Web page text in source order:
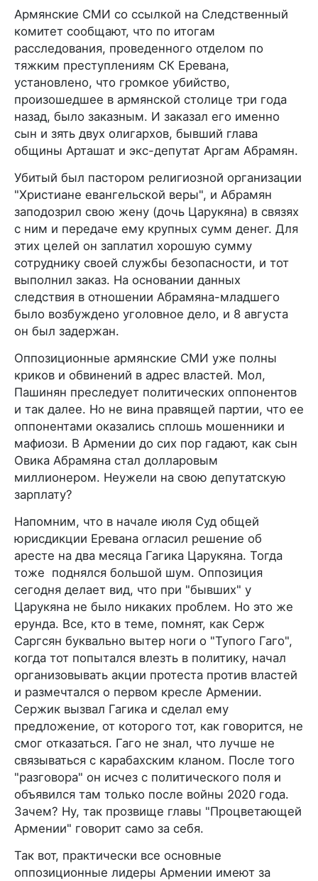
Армянские СМИ со ссылкой на Следственный
комитет сообщают, что по итогам
расследования, проведенного отделом по
тяжким преступлениям СК Еревана,
установлено, что громкое убийство,
произошедшее в армянской столице три года
назад, было заказным. И заказал его именно
сын и зять двух олигархов, бывший глава
общины Арташат и экс-депутат Аргам Абрамян.
Убитый был пастором религиозной организации
"Христиане евангельской веры", и Абрамян
заподозрил свою жену (дочь Царукяна) в связях
с ним и передаче ему крупных сумм денег. Для
этих целей он заплатил хорошую сумму
сотруднику своей службы безопасности, и тот
выполнил заказ. На основании данных
следствия в отношении Абрамяна-младшего
было возбуждено уголовное дело, и 8 августа
он был задержан.
Оппозиционные армянские СМИ уже полны
криков и обвинений в адрес властей. Мол,
Пашинян преследует политических оппонентов
и так далее. Но не вина правящей партии, что ее
оппонентами оказались сплошь мошенники и
мафиози. В Армении до сих пор гадают, как сын
Овика Абрамяна стал долларовым
миллионером. Неужели на свою депутатскую
зарплату?
Напомним, что в начале июля Суд общей
юрисдикции Еревана огласил решение об
аресте на два месяца Гагика Царукяна. Тогда
тоже поднялся большой шум. Оппозиция
сегодня делает вид, что при "бывших" у
Царукяна не было никаких проблем. Но это же
ерунда. Все, кто в теме, помнят, как Серж
Саргсян буквально вытер ноги о "Тупого Гаго",
когда тот попытался влезть в политику, начал
организовывать акции протеста против властей
и размечтался о первом кресле Армении.
Сержик вызвал Гагика и сделал ему
предложение, от которого тот, как говорится, не
смог отказаться. Гаго не знал, что лучше не
связываться с карабахским кланом. После того
"разговора" он исчез с политического поля и
объявился там только после войны 2020 года.
Зачем? Ну, так прозвище главы "Процветающей
Армении" говорит само за себя.
Так вот, практически все основные
оппозиционные лидеры Армении имеют за